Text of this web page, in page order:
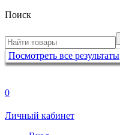
Поиск
Посмотреть все результаты
0
Личный кабинет